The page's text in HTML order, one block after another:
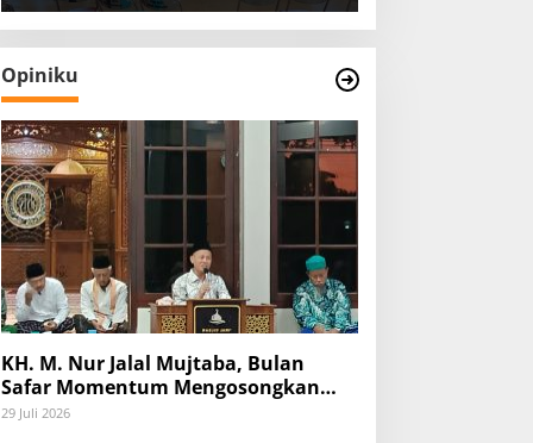
Opiniku
KH. M. Nur Jalal Mujtaba, Bulan
Safar Momentum Mengosongkan
Diri dari Keburukan dan Mengisinya
29 Juli 2026